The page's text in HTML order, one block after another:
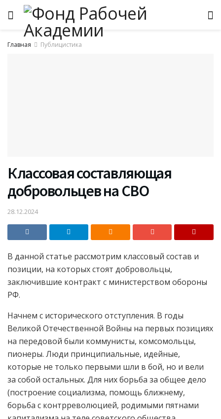
Главная Публицистика
Классовая составляющая
добровольцев на СВО
28.12.2024
В данной статье рассмотрим классовый состав и
позиции, на которых стоят добровольцы,
заключившие контракт с министерством обороны
РФ.
Начнем с исторического отступления. В годы
Великой Отечественной Войны на первых позициях
на передовой были коммунисты, комсомольцы,
пионеры. Люди принципиальные, идейные,
которые не только первыми шли в бой, но и вели
за собой остальных. Для них борьба за общее дело
(построение социализма, помощь ближнему,
борьба с контрреволюцией, родимыми пятнами